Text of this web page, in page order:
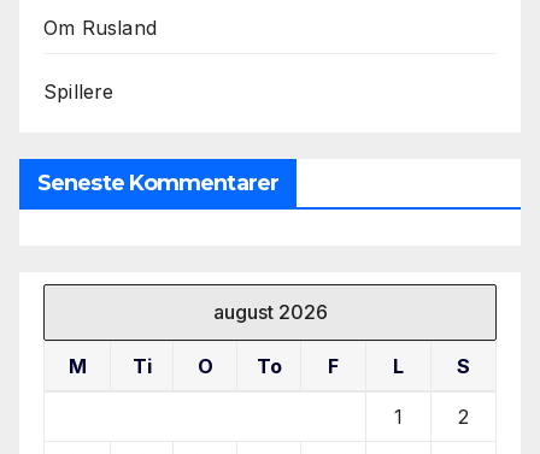
Om Rusland
Spillere
Seneste Kommentarer
august 2026
M Ti O To F L S
1 2